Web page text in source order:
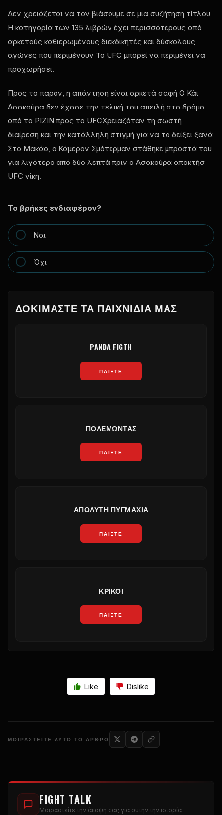
Δεν χρειάζεται να τον βιάσουμε σε μια συζήτηση τίτλου
Η κατηγορία των 135 λιβρών έχει περισσότερους από
αρκετούς καθιερωμένους διεκδικητές και δύσκολους
αγώνες που περιμένουν Το UFC μπορεί να περιμένει να
προχωρήσει.
Προς το παρόν, η απάντηση είναι αρκετά σαφή Ο Κάι
Ασακούρα δεν έχασε την τελική του απειλή στο δρόμο
από το ΡΙΖΙΝ προς το UFCΧρειαζόταν τη σωστή
διαίρεση και την κατάλληλη στιγμή για να το δείξει ξανά
Στο Μακάο, ο Κάμερον Σμότερμαν στάθηκε μπροστά του
για λιγότερο από δύο λεπτά πριν ο Ασακούρα αποκτήσ
UFC νίκη.
Το βρήκες ενδιαφέρον?
Ναι
Όχι
ΔΟΚΙΜΆΣΤΕ ΤΑ ΠΑΙΧΝΊΔΙΑ ΜΑΣ
PANDA FIGTH
ΠΑΊΞΤΕ
ΠΟΛΕΜΏΝΤΑΣ
ΠΑΊΞΤΕ
ΑΠΌΛΥΤΗ ΠΥΓΜΑΧΊΑ
ΠΑΊΞΤΕ
ΚΡΊΚΟΙ
ΠΑΊΞΤΕ
Like Dislike
ΜΟΙΡΑΣΤΕΊΤΕ ΑΥΤΌ ΤΟ ΆΡΘΡΟ
FIGHT TALK
Μοιραστείτε την άποψή σας για αυτήν την ιστορία